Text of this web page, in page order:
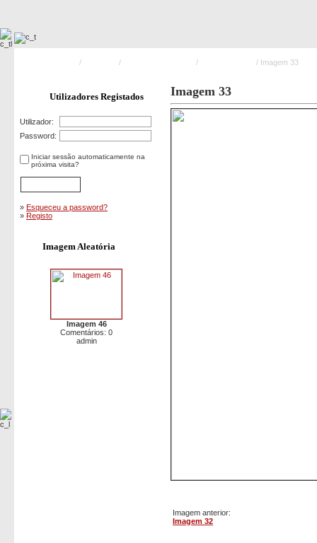
/ / / / Imagem 33
Utilizadores Registados
Utilizador:
Password:
Iniciar sessão automaticamente na
próxima visita?
» Esqueceu a password?
» Registo
Imagem Aleatória
Imagem 46
Comentários: 0
admin
Imagem 33
Imagem anterior:
Imagem 32